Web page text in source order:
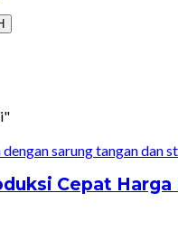
Cepat Harga